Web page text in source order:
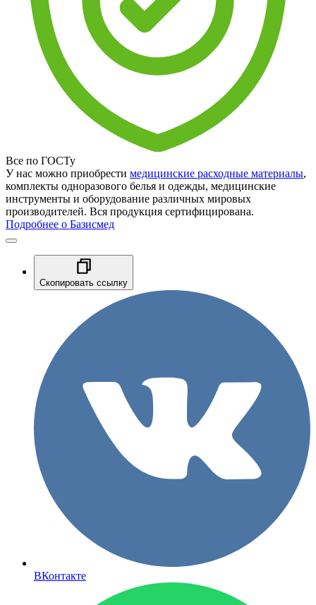
Все по ГОСТу
У нас можно приобрести медицинские расходные материалы,
комплекты одноразового белья и одежды, медицинские
инструменты и оборудование различных мировых
производителей. Вся продукция сертифицирована.
Подробнее о Базисмед
Скопировать ссылку
ВКонтакте